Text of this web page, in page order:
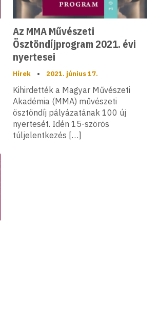
Az MMA Művészeti
Ösztöndíjprogram 2021. évi
nyertesei
Hírek • 2021. június 17.
Kihirdették a Magyar Művészeti
Akadémia (MMA) művészeti
ösztöndíj pályázatának 100 új
nyertesét. Idén 15-szörös
túljelentkezés […]